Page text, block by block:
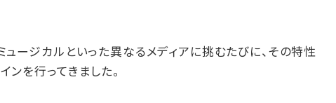
ュージカルといった異なるメディアに挑むたびに、その特性
を行ってきました。